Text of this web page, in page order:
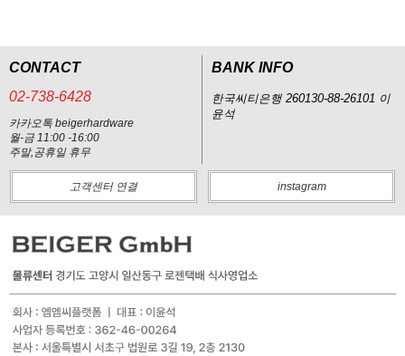
CONTACT
02-738-6428
카카오톡 beigerhardware
월-금 11:00 -16:00
주말,공휴일 휴무
BANK INFO
한국씨티은행 260130-88-26101 이
윤석
고객센터 연결 instagram